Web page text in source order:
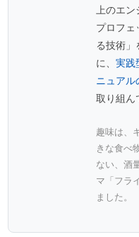
上のエン
プロフェ
る技術
に、実践
ニュアル
取り組ん
趣味は、
きな食べ
ない、酒
マ「フラ
ました。